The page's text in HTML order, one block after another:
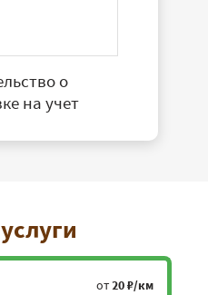
о
на учет
от20 ₽/км